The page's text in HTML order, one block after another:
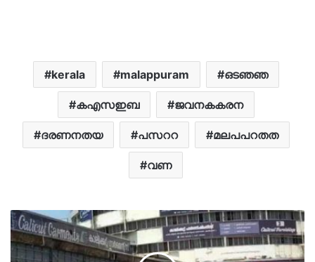
kerala malappuram ഒടഞഞ
കഎസഇബ ജവനകകരന
ദരണനതയ പസററ മലപപറതത
വണ